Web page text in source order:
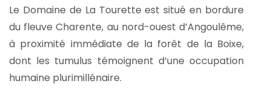
Le Domaine de La Tourette est situé en bordure
du fleuve Charente, au nord-ouest d’Angoulême,
à proximité immédiate de la forêt de la Boixe,
dont les tumulus témoignent d’une occupation
humaine plurimillénaire.